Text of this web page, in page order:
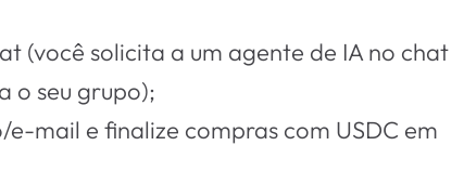
(você solicita a um agente de IA no chat
o seu grupo);
mail e finalize compras com USDC em